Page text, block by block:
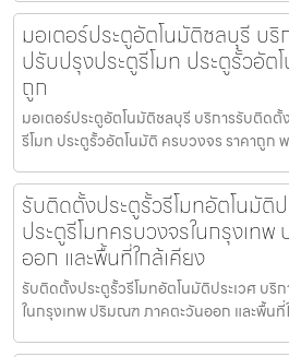
มอเตอร์ประตูอัตโนมัติชลบุรี บ
ปรับปรุงประตูรีโมท ประตูรั้วอัต
ถูก
มอเตอร์ประตูอัตโนมัติชลบุรี บริการรับติด
รีโมท ประตูรั้วอัตโนมัติ ครบวงจร ราคาถูก
รับติดตั้งประตูรั้วรีโมทอัตโนมัติ
ประตูรีโมทครบวงจรในกรุงเท
ออก และพื้นที่ใกล้เคียง
รับติดตั้งประตูรั้วรีโมทอัตโนมัติประเวศ บริ
ในกรุงเทพ ปริมณฑ ภาคตะวันออก และพื้น